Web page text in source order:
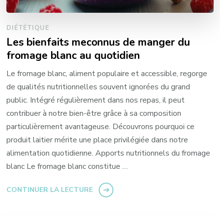
DIÉTÉTIQUE
Les bienfaits meconnus de manger du
fromage blanc au quotidien
Le fromage blanc, aliment populaire et accessible, regorge
de qualités nutritionnelles souvent ignorées du grand
public. Intégré régulièrement dans nos repas, il peut
contribuer à notre bien-être grâce à sa composition
particulièrement avantageuse. Découvrons pourquoi ce
produit laitier mérite une place privilégiée dans notre
alimentation quotidienne. Apports nutritionnels du fromage
blanc Le fromage blanc constitue …
CONTINUER LA LECTURE